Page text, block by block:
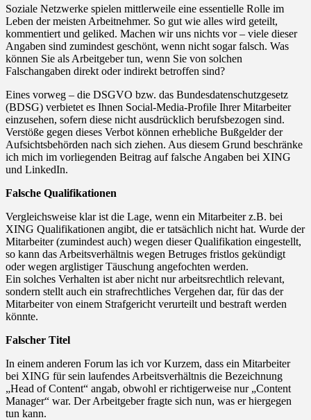
Soziale Netzwerke spielen mittlerweile eine essentielle Rolle im
Leben der meisten Arbeitnehmer. So gut wie alles wird geteilt,
kommentiert und geliked. Machen wir uns nichts vor – viele dieser
Angaben sind zumindest geschönt, wenn nicht sogar falsch. Was
können Sie als Arbeitgeber tun, wenn Sie von solchen
Falschangaben direkt oder indirekt betroffen sind?
Eines vorweg – die DSGVO bzw. das Bundesdatenschutzgesetz
(BDSG) verbietet es Ihnen Social-Media-Profile Ihrer Mitarbeiter
einzusehen, sofern diese nicht ausdrücklich berufsbezogen sind.
Verstöße gegen dieses Verbot können erhebliche Bußgelder der
Aufsichtsbehörden nach sich ziehen. Aus diesem Grund beschränke
ich mich im vorliegenden Beitrag auf falsche Angaben bei XING
und LinkedIn.
Falsche Qualifikationen
Vergleichsweise klar ist die Lage, wenn ein Mitarbeiter z.B. bei
XING Qualifikationen angibt, die er tatsächlich nicht hat. Wurde der
Mitarbeiter (zumindest auch) wegen dieser Qualifikation eingestellt,
so kann das Arbeitsverhältnis wegen Betruges fristlos gekündigt
oder wegen arglistiger Täuschung angefochten werden.
Ein solches Verhalten ist aber nicht nur arbeitsrechtlich relevant,
sondern stellt auch ein strafrechtliches Vergehen dar, für das der
Mitarbeiter von einem Strafgericht verurteilt und bestraft werden
könnte.
Falscher Titel
In einem anderen Forum las ich vor Kurzem, dass ein Mitarbeiter
bei XING für sein laufendes Arbeitsverhältnis die Bezeichnung
„Head of Content“ angab, obwohl er richtigerweise nur „Content
Manager“ war. Der Arbeitgeber fragte sich nun, was er hiergegen
tun kann.